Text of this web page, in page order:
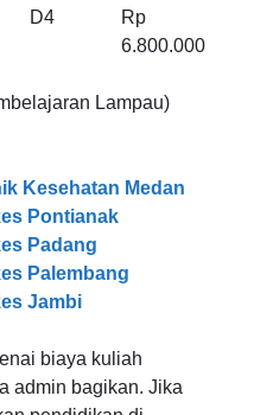
D4
Rp
6.800.000
Lampau)
Kesehatan Medan
Pontianak
Padang
Palembang
Jambi
biaya kuliah
admin bagikan. Jika